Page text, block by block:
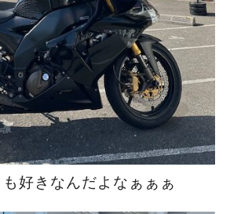
も好きなんだよなぁぁぁ